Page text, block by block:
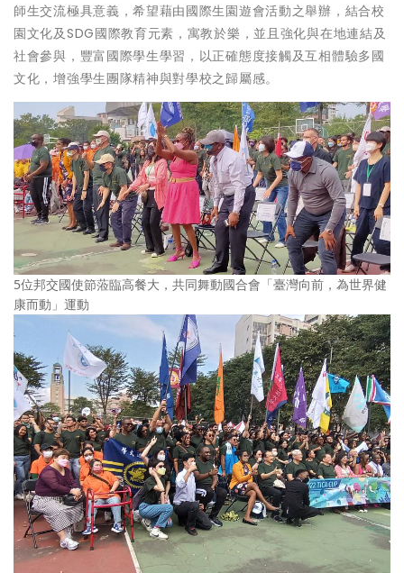
師生交流極具意義，希望藉由國際生園遊會活動之舉辦，結合校
園文化及SDG國際教育元素，寓教於樂，並且強化與在地連結及
社會參與，豐富國際學生學習，以正確態度接觸及互相體驗多國
文化，增強學生團隊精神與對學校之歸屬感。
5位邦交國使節蒞臨高餐大，共同舞動國合會「臺灣向前，為世界健
康而動」運動